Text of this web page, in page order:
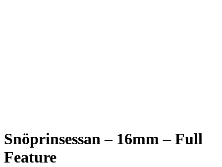
Snöprinsessan – 16mm – Full
Feature